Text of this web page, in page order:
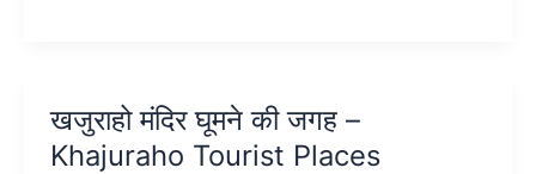
–
Ayodhya
खजुराहो मंदिर घूमने की जगह –
Khajuraho Tourist Places